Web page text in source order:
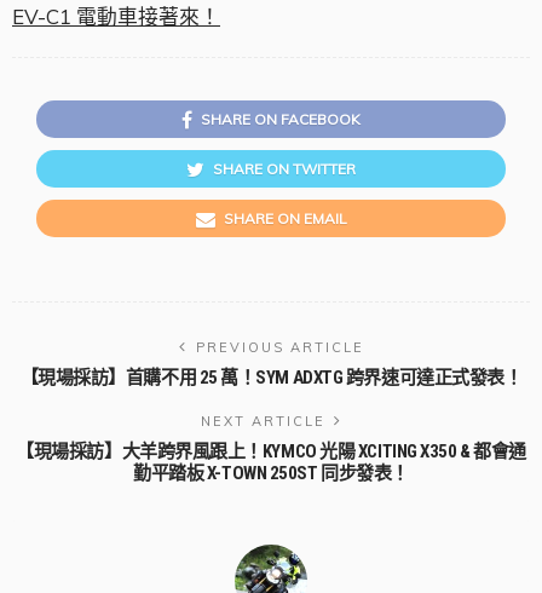
EV-C1 電動車接著來！
SHARE ON FACEBOOK
SHARE ON TWITTER
SHARE ON EMAIL
PREVIOUS ARTICLE
【現場採訪】首購不用 25 萬！SYM ADXTG 跨界速可達正式發表！
NEXT ARTICLE
【現場採訪】大羊跨界風跟上！KYMCO 光陽 XCITING X350 & 都會通
勤平踏板 X-TOWN 250ST 同步發表！